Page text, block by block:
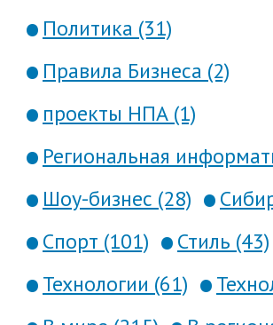
Политика (31)
Правила Бизнеса (2)
проекты НПА (1)
Региональная
Шоу-бизнес (28)
Спорт (101)
Стиль (43)
Технологии (61)